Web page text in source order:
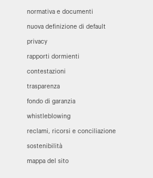
normativa e documenti
nuova definizione di default
privacy
rapporti dormienti
contestazioni
trasparenza
fondo di garanzia
whistleblowing
reclami, ricorsi e conciliazione
sostenibilità
mappa del sito